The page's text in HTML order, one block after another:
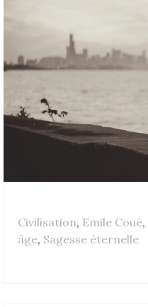
Civilisation, Emile Coué,
âge, Sagesse éternelle